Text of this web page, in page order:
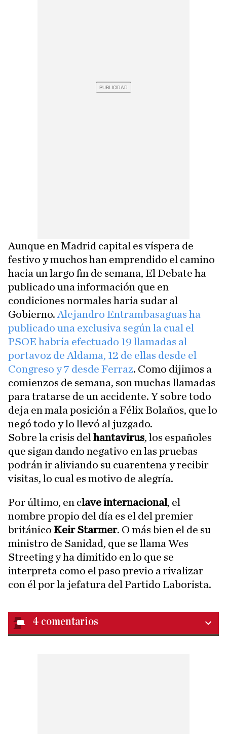
Aunque en Madrid capital es víspera de
festivo y muchos han emprendido el camino
hacia un largo fin de semana, El Debate ha
publicado una información que en
condiciones normales haría sudar al
Gobierno. Alejandro Entrambasaguas ha
publicado una exclusiva según la cual el
PSOE habría efectuado 19 llamadas al
portavoz de Aldama, 12 de ellas desde el
Congreso y 7 desde Ferraz. Como dijimos a
comienzos de semana, son muchas llamadas
para tratarse de un accidente. Y sobre todo
deja en mala posición a Félix Bolaños, que lo
negó todo y lo llevó al juzgado.
Sobre la crisis del hantavirus, los españoles
que sigan dando negativo en las pruebas
podrán ir aliviando su cuarentena y recibir
visitas, lo cual es motivo de alegría.
Por último, en clave internacional, el
nombre propio del día es el del premier
británico Keir Starmer. O más bien el de su
ministro de Sanidad, que se llama Wes
Streeting y ha dimitido en lo que se
interpreta como el paso previo a rivalizar
con él por la jefatura del Partido Laborista.
4 comentarios